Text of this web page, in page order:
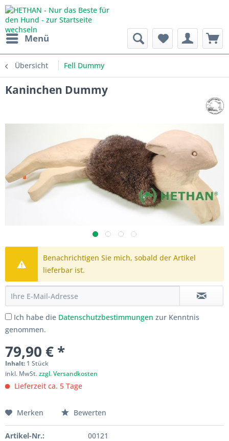
Menü
Übersicht Fell Dummy
Kaninchen Dummy
Benachrichtigen Sie mich, sobald der Artikel
lieferbar ist.
Ich habe die Datenschutzbestimmungen zur Kenntnis
genommen.
79,90 € *
Inhalt: 1 Stück
inkl. MwSt.zzgl. Versandkosten
Lieferzeit ca. 5 Tage
Merken Bewerten
Artikel-Nr.: 00121